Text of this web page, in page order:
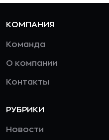
КОМПАНИЯ
Команда
О компании
Контакты
РУБРИКИ
Новости